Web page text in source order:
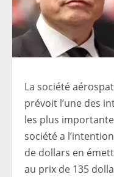
La société
prévoit l’une des
les plus
société a
de dollars en
au prix de 135